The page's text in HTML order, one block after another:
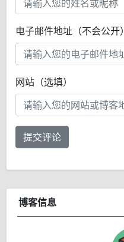
电子邮件地址（不会公开）
网站（选填）
提交评论
博客信息